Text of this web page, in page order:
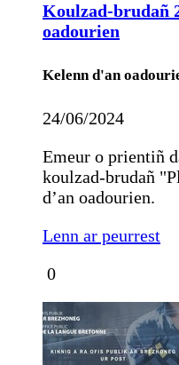
Koulzad-brudañ
oadourien
Kelenn d'an
24/06/2024
Emeur o prientiñ
koulzad-brudañ
d’an oadourien.
Lenn ar peurrest
0